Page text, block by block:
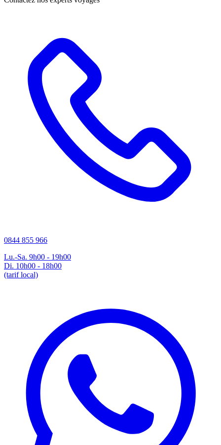
0844 855 966
Lu.-Sa. 9h00 - 19h00
Di. 10h00 - 18h00
(tarif local)